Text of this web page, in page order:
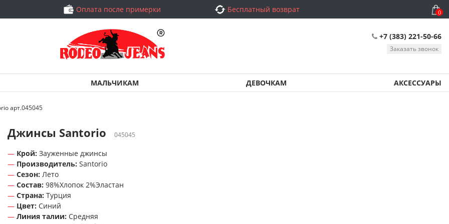
Оплата после примерки Бесплатный возврат 0
+7 (383) 221-50-66
Заказать звонок
МАЛЬЧИКАМ ДЕВОЧКАМ АКСЕССУАРЫ
арт.045045
Джинсы Santorio 045045
Крой: Зауженные джинсы
Производитель: Santorio
Сезон: Лето
Состав: 98%Хлопок 2%Эластан
Страна: Турция
Цвет: Синий
Линия талии: Средняя